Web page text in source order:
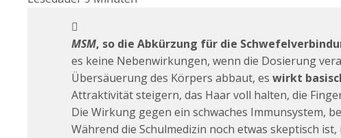
MSM, so die Abkürzung für die
es keine Nebenwirkungen, wenn die Dosierung
Übersäuerung des Körpers abbaut, es wirkt
Attraktivität steigern, das Haar voll halten, die
Die Wirkung gegen ein schwaches Immunsystem,
Während die Schulmedizin noch etwas skeptisch